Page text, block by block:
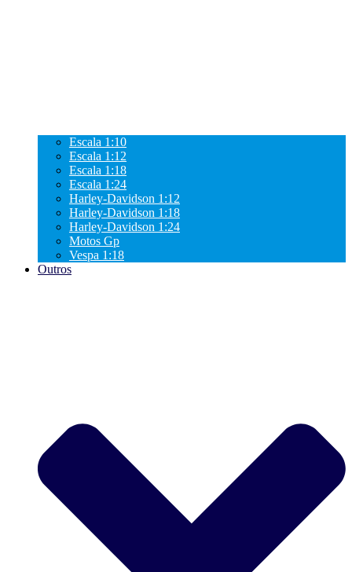
Escala 1:10
Escala 1:12
Escala 1:18
Escala 1:24
Harley-Davidson 1:12
Harley-Davidson 1:18
Harley-Davidson 1:24
Motos Gp
Vespa 1:18
Outros